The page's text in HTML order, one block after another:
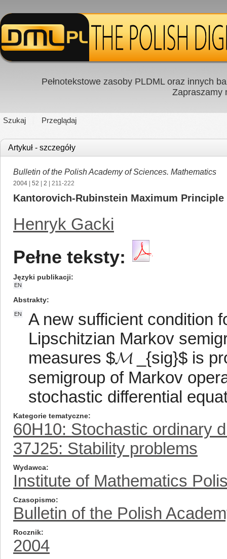
Pełnotekstowe zasoby PLDML oraz innych
Zapraszamy
Szukaj Przeglądaj
Artykuł - szczegóły
Bulletin of the Polish Academy of Sciences. Mathematics
2004 52 2 | 211-222
Kantorovich-Rubinstein Maximum
Henryk Gacki
Pełne teksty:
Języki publikacji
EN
Abstrakty
EN
A new sufficient condition
Lipschitzian Markov
measures $𝓜 _{sig}$ is
semigroup of Markov
stochastic differential
Kategorie tematyczne
60H10: Stochastic ordinary
37J25: Stability problems
Wydawca
Institute of Mathematics
Czasopismo
Bulletin of the Polish
Rocznik
2004